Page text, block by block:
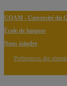
UQAM - Université du
École de langues
Nous joindre
Préférences des